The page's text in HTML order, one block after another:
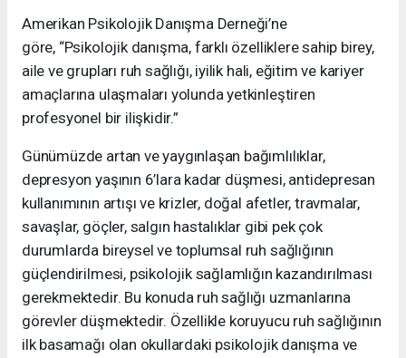
Amerikan Psikolojik Danışma Derneği’ne
göre, “Psikolojik danışma, farklı özelliklere sahip birey,
aile ve grupları ruh sağlığı, iyilik hali, eğitim ve kariyer
amaçlarına ulaşmaları yolunda yetkinleştiren
profesyonel bir ilişkidir.”
Günümüzde artan ve yaygınlaşan bağımlılıklar,
depresyon yaşının 6’lara kadar düşmesi, antidepresan
kullanımının artışı ve krizler, doğal afetler, travmalar,
savaşlar, göçler, salgın hastalıklar gibi pek çok
durumlarda bireysel ve toplumsal ruh sağlığının
güçlendirilmesi, psikolojik sağlamlığın kazandırılması
gerekmektedir. Bu konuda ruh sağlığı uzmanlarına
görevler düşmektedir. Özellikle koruyucu ruh sağlığının
ilk basamağı olan okullardaki psikolojik danışma ve